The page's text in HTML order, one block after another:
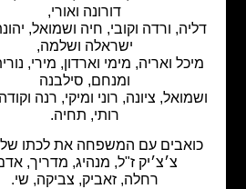
דורונה ואורי,
ורדה וקובי, חיה ושמואל, יהונת ודוד,
ישראלה ושלמה,
ואריה, מימי וארדון, מירי, נורית, נילי
ומנחם, סילבנה
ציונה, רוני ומיקי, רנה וקודה, שוש,
רותי, תחיה.
עם המשפחה את לכתו של איזיה
צ׳צ׳יק ז"ל, מנהיג, מדריך, אדם.
רחלה, זאביק, צביקה, שי.